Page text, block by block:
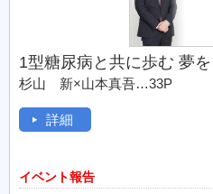
1型糖尿病と共に歩む 夢
杉山 新×山本真吾…33P
詳細
イベント報告